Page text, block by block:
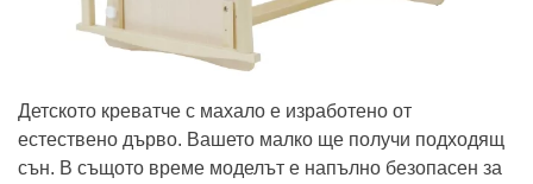
Детското креватче с махало е изработено от
естествено дърво. Вашето малко ще получи подходящ
сън. В същото време моделът е напълно безопасен за